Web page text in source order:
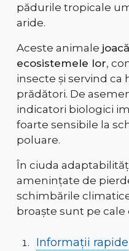
pădurile tropicale
aride.
Aceste animale joacă
ecosistemele lor,
insecte și servind ca
prădători. De
indicatori biologici
foarte sensibile la
poluare.
În ciuda
amenințate de
schimbările
broaște sunt pe cale
Informații rapide